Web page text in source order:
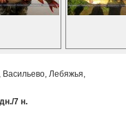
Лебяжья,
7 н.